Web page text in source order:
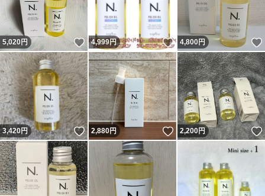
5,020円 いいね！
4,999円 いいね！
4,800円
3,420円 いいね！
2,880円 いいね！
2,200円